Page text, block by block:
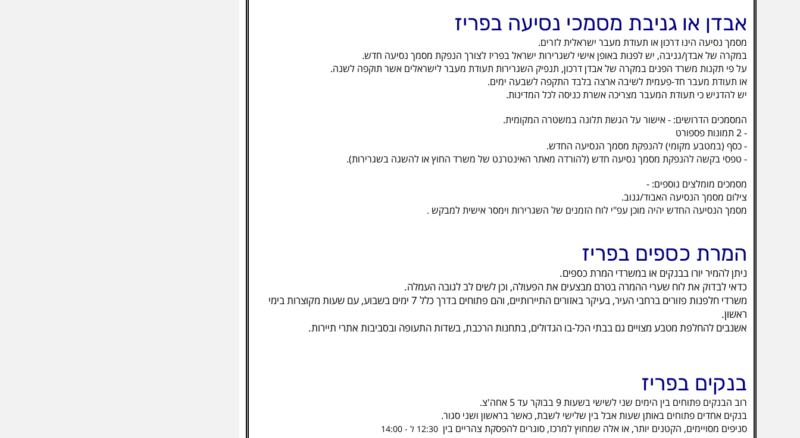
אבדן או גניבת מסמכי נסיעה בפריז
מסמך נסיעה הינו דרכון או תעודת מעבר ישראלית לזרים.
במקרה של אבדן/גניבה, יש לפנות באופן אישי לשגרירות ישראל בפריז לצורך הנפקת מסמך נסיעה חדש.
על פי תקנות משרד הפנים במקרה של אבדן דרכון, תנפיק השגרירות תעודת מעבר לישראלים אשר תוקפה לשנה.
או תעודת מעבר חד-פעמית לשיבה ארצה בלבד התקפה לשבעה ימים.
יש להדגיש כי תעודת המעבר מצריכה אשרת כניסה לכל המדינות.
המסמכים הדרושים: - אישור על הגשת תלונה במשטרה המקומית.
- 2 תמונות פספורט
- כסף (במטבע מקומי) להנפקת מסמך הנסיעה החדש.
- טפסי בקשה להנפקת מסמך נסיעה חדש (להורדה מאתר האינטרנט של משרד החוץ או להשגה בשגרירות).
מסמכים מומלצים נוספים: -
צילום מסמך הנסיעה האבוד/גנוב.
מסמך הנסיעה החדש יהיה מוכן עפ"י לוח הזמנים של השגרירות וימסר אישית למבקש .
המרת כספים בפריז
ניתן להמיר יורו בבנקים או במשרדי המרת כספים.
כדאי לבדוק את לוח שערי ההמרה בטרם מבצעים את הפעולה, וכן לשים לב לגובה העמלה.
משרדי חלפנות פזורים ברחבי העיר, בעיקר באזורים התיירותיים, והם פתוחים בדרך כלל 7 ימים בשבוע, עם שעות מקוצרות בימי
ראשון.
אשנבים להחלפת מטבע מצויים גם בבתי הכל-בו הגדולים, בתחנות הרכבת, בשדות התעופה ובסביבות אתרי תיירות.
בנקים בפריז
רוב הבנקים פתוחים בין הימים שני לשישי בשעות 9 בבוקר עד 5 אחה'צ.
בנקים אחדים פתוחים באותן שעות אבל בין שלישי לשבת, כאשר בראשון ושני סגור.
סניפים מסויימים, הקטנים יותר, או אלה שמחוץ למרכז, סוגרים להפסקת צהריים בין